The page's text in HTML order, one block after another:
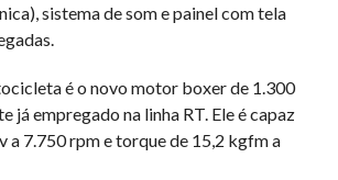
sistema de som e painel com tela
é o novo motor boxer de 1.300
já empregado na linha RT. Ele é capaz
a 7.750 rpm e torque de 15,2 kgfm a